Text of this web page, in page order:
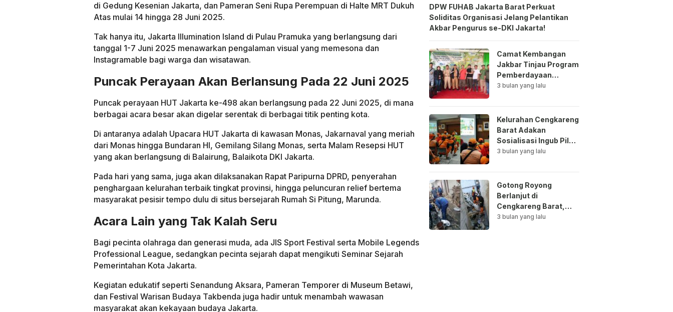
di Gedung Kesenian Jakarta, dan Pameran Seni Rupa Perempuan di Halte MRT Dukuh
Atas mulai 14 hingga 28 Juni 2025.
Tak hanya itu, Jakarta Illumination Island di Pulau Pramuka yang berlangsung dari
tanggal 1-7 Juni 2025 menawarkan pengalaman visual yang memesona dan
Instagramable bagi warga dan wisatawan.
Puncak Perayaan Akan Berlansung Pada 22 Juni 2025
Puncak perayaan HUT Jakarta ke-498 akan berlangsung pada 22 Juni 2025, di mana
berbagai acara besar akan digelar serentak di berbagai titik penting kota.
Di antaranya adalah Upacara HUT Jakarta di kawasan Monas, Jakarnaval yang meriah
dari Monas hingga Bundaran HI, Gemilang Silang Monas, serta Malam Resepsi HUT
yang akan berlangsung di Balairung, Balaikota DKI Jakarta.
Pada hari yang sama, juga akan dilaksanakan Rapat Paripurna DPRD, penyerahan
penghargaan kelurahan terbaik tingkat provinsi, hingga peluncuran relief bertema
masyarakat pesisir tempo dulu di situs bersejarah Rumah Si Pitung, Marunda.
Acara Lain yang Tak Kalah Seru
Bagi pecinta olahraga dan generasi muda, ada JIS Sport Festival serta Mobile Legends
Professional League, sedangkan pecinta sejarah dapat mengikuti Seminar Sejarah
Pemerintahan Kota Jakarta.
Kegiatan edukatif seperti Senandung Aksara, Pameran Temporer di Museum Betawi,
dan Festival Warisan Budaya Takbenda juga hadir untuk menambah wawasan
masyarakat akan kekayaan budaya Jakarta.
DPW FUHAB Jakarta Barat Perkuat
Soliditas Organisasi Jelang Pelantikan
Akbar Pengurus se-DKI Jakarta!
Camat Kembangan
Jakbar Tinjau Program
Pemberdayaan
Lingkungan di Bale
3 bulan yang lalu
Kelurahan Cengkareng
Barat Adakan
Sosialisasi Ingub Pilah
Sampah Kepada PPSU
3 bulan yang lalu
Gotong Royong
Berlanjut di
Cengkareng Barat,
Saluran Air
3 bulan yang lalu